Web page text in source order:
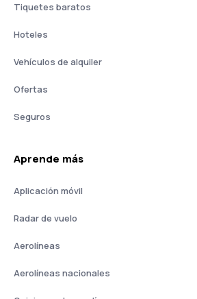
Tiquetes baratos
Hoteles
Vehículos de alquiler
Ofertas
Seguros
Aprende más
Aplicación móvil
Radar de vuelo
Aerolíneas
Aerolíneas nacionales